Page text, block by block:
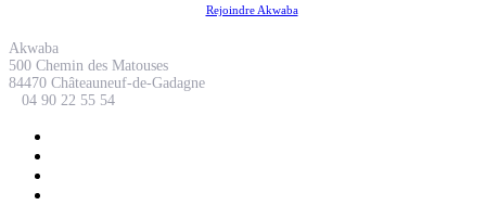
Rejoindre Akwaba
Akwaba
500 Chemin des Matouses
84470 Châteauneuf-de-Gadagne
04 90 22 55 54